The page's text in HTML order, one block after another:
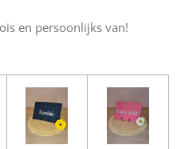
en persoonlijks van!